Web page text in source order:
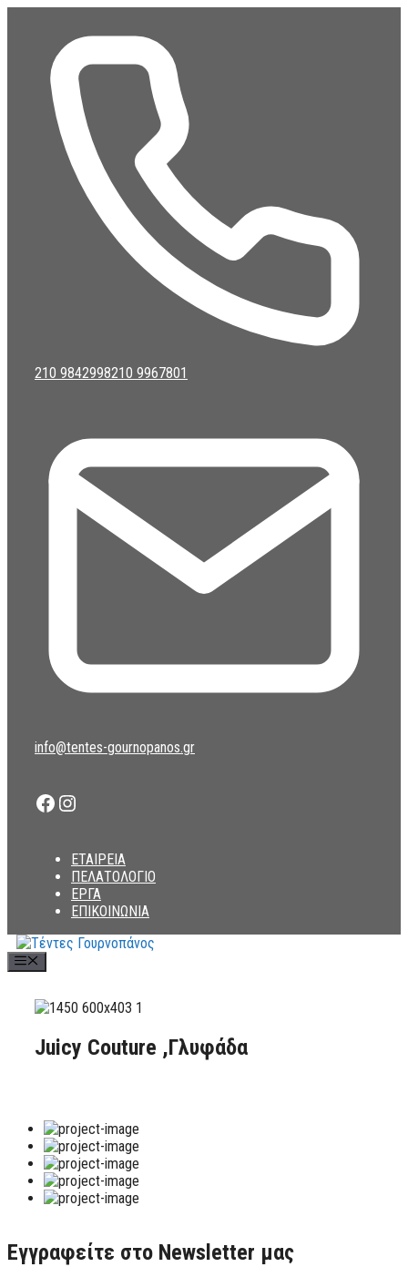
περιεχόμενο
210 9842998210 9967801
info@tentes-gournopanos.gr
Facebook
Instagram
ΕΤΑΙΡΕΙΑ
ΠΕΛΑΤΟΛΟΓΙΟ
ΕΡΓΑ
ΕΠΙΚΟΙΝΩΝΙΑ
Juicy Couture ,Γλυφάδα
Εγγραφείτε στο Newsletter μας